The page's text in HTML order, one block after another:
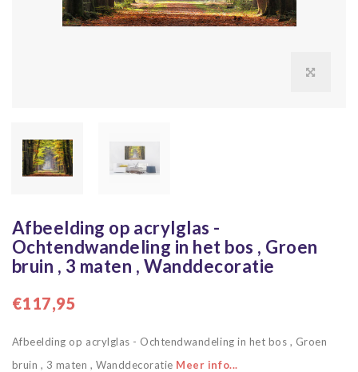
Afbeelding op acrylglas -
Ochtendwandeling in het bos , Groen
bruin , 3 maten , Wanddecoratie
€117,95
Afbeelding op acrylglas - Ochtendwandeling in het bos , Groen
bruin , 3 maten , Wanddecoratie Meer info...